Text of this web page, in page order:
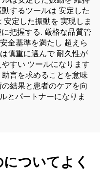
するツールは 安定した
定した振動を 実現しま
把握する. 厳格な品質管
全基準を満たし 超えら
慎重に選んで 耐久性が
すい ツールになります
言を求めることを意味
結果と患者のケアを向
とパートナーになりま
ついてよく